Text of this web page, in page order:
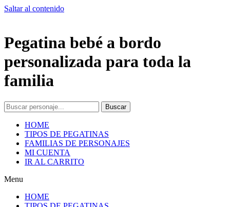
Saltar al contenido
Pegatina bebé a bordo
personalizada para toda la
familia
Buscar
HOME
TIPOS DE PEGATINAS
FAMILIAS DE PERSONAJES
MI CUENTA
IR AL CARRITO
Menu
HOME